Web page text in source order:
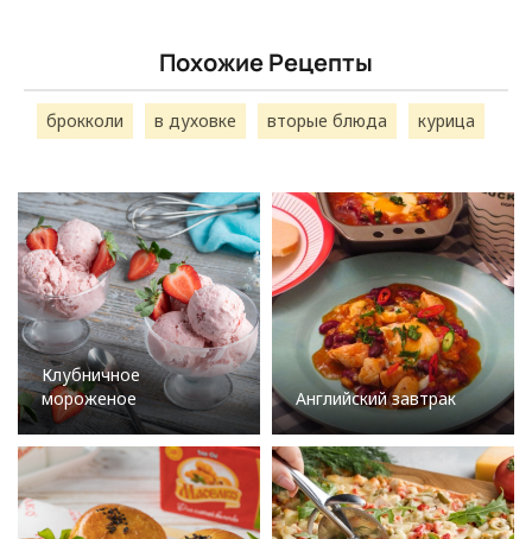
Похожие Рецепты
брокколи в духовке вторые блюда курица
Клубничное
мороженое
Английский завтрак